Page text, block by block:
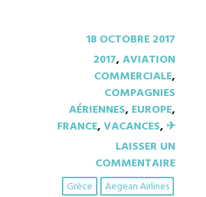
18 OCTOBRE 2017
2017,AVIATION
COMMERCIALE,
COMPAGNIES
AÉRIENNES, EUROPE,
FRANCE,VACANCES, ✈︎
LAISSER UN
COMMENTAIRE
Aegean Airlines
Grèce